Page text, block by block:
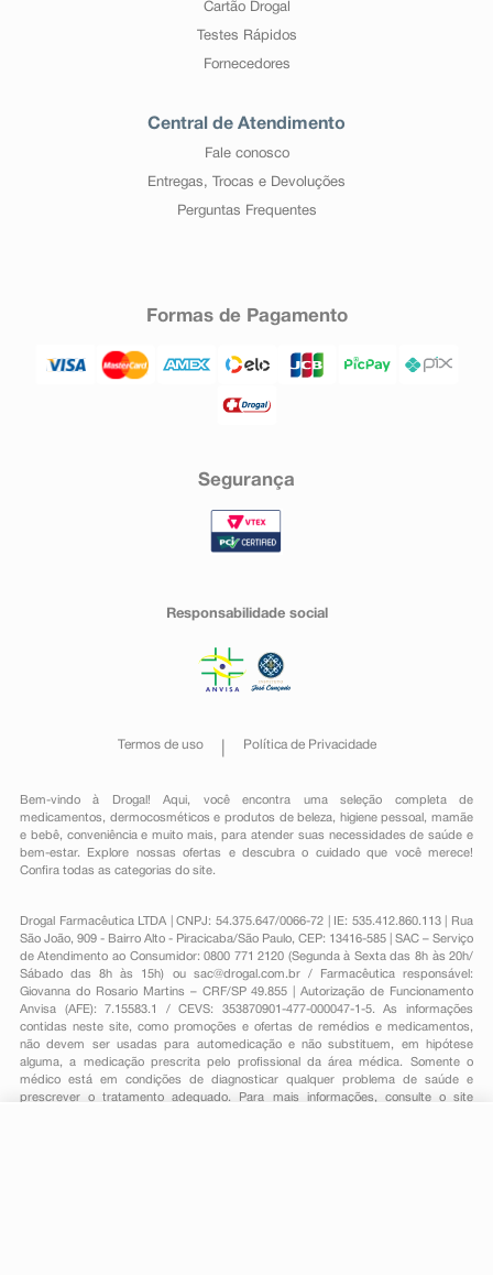
Cartão Drogal
Testes Rápidos
Fornecedores
Central de Atendimento
Fale conosco
Entregas, Trocas e Devoluções
Perguntas Frequentes
Formas de Pagamento
Segurança
Responsabilidade social
Termos de uso Política de Privacidade
Bem-vindo à Drogal! Aqui, você encontra uma seleção completa de
medicamentos , dermocosméticos e produtos de beleza, higiene pessoal ,mamãe
e bebê, conveniênciae muito mais, para atender suas necessidades de saúde e
bem-estar. Explore nossas ofertas e descubra o cuidado que você merece!
Confira todas as categorias do site.
Drogal Farmacêutica LTDA | CNPJ: 54.375.647/0066-72 | IE: 535.412.860.113 | Rua
São João, 909 - Bairro Alto - Piracicaba/São Paulo, CEP: 13416-585 | SAC – Serviço
de Atendimento ao Consumidor: 0800 771 2120 (Segunda à Sexta das 8h às 20h/
Sábado das 8h às 15h) ou sac@drogal.com.br/ Farmacêutica responsável:
Giovanna do Rosario Martins – CRF/SP 49.855 | Autorização de Funcionamento
Anvisa (AFE): 7.15583.1 / CEVS: 353870901-477-000047-1-5. As informações
contidas neste site, como promoções e ofertas de remédios e medicamentos,
não devem ser usadas para automedicação e não substituem, em hipótese
alguma, a medicação prescrita pelo profissional da área médica. Somente o
médico está em condições de diagnosticar qualquer problema de saúde e
prescrever o tratamento adequado. Para mais informações, consulte o site